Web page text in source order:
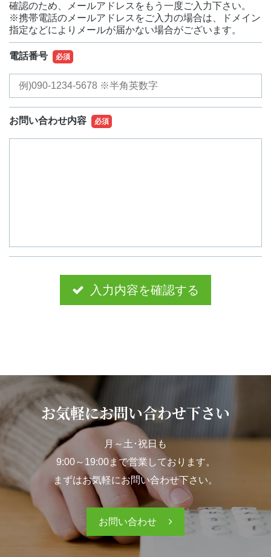
確認のため、メールアドレスをもう一度ご入力下さい。
※携帯電話のメールアドレスをご入力の場合は、ドメイン
指定などによりメールが届かない場合がございます。
電話番号 必須
お問い合わせ内容 必須
入力内容を確認する
お気軽にお問い合わせ下さい
月～土･祝日も
9:00～19:00まで営業しております。
まずはお気軽にお問い合わせ下さい。
お問い合わせ